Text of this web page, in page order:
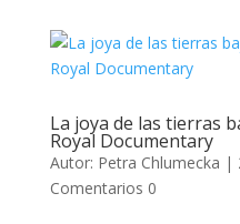
La joya de las tierras
Royal Documentary
Autor: Petra Chlumecka |
Comentarios 0